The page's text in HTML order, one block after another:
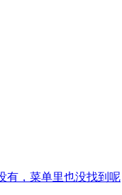
有，菜单里也没找到呢